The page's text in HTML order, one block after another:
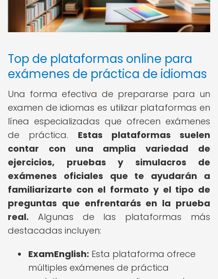
Top de plataformas online para
exámenes de práctica de idiomas
Una forma efectiva de prepararse para un
examen de idiomas es utilizar plataformas en
línea especializadas que ofrecen exámenes
de práctica. Estas plataformas suelen
contar con una amplia variedad de
ejercicios, pruebas y simulacros de
exámenes oficiales que te ayudarán a
familiarizarte con el formato y el tipo de
preguntas que enfrentarás en la prueba
real. Algunas de las plataformas más
destacadas incluyen:
ExamEnglish: Esta plataforma ofrece
múltiples exámenes de práctica